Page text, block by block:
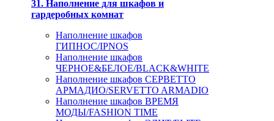
31. Наполнение для шкафов и
гардеробных комнат
Наполнение шкафов
ГИПНОС/IPNOS
Наполнение шкафов
ЧЕРНОЕ&БЕЛОЕ/BLACK&WHITE
Наполнение шкафов СЕРВЕТТО
АРМАДИО/SERVETTO ARMADIO
Наполнение шкафов ВРЕМЯ
МОДЫ/FASHION TIME